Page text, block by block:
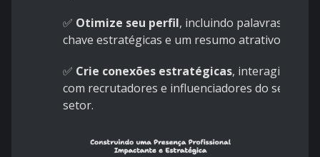
✅ Otimize seu perfil, incluindo palavras-
chave estratégicas e um resumo atrativo.
✅ Crie conexões estratégicas, interagindo
com recrutadores e influenciadores do seu
setor.